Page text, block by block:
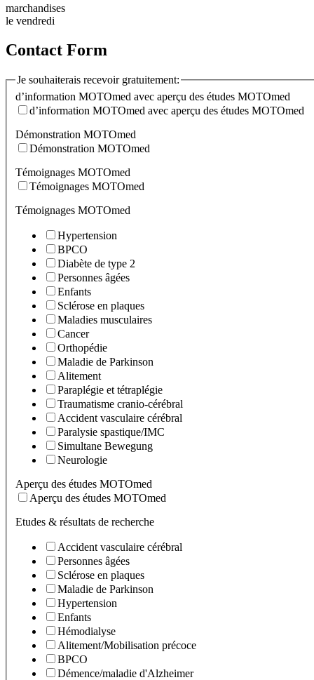
marchandises
le vendredi
Contact Form
Je souhaiterais recevoir gratuitement:
d’information MOTOmed avec aperçu des études MOTOmed
d’information MOTOmed avec aperçu des études MOTOmed
Démonstration MOTOmed
Démonstration MOTOmed
Témoignages MOTOmed
Témoignages MOTOmed
Témoignages MOTOmed
Hypertension
BPCO
Diabète de type 2
Personnes âgées
Enfants
Sclérose en plaques
Maladies musculaires
Cancer
Orthopédie
Maladie de Parkinson
Alitement
Paraplégie et tétraplégie
Traumatisme cranio-cérébral
Accident vasculaire cérébral
Paralysie spastique/IMC
Simultane Bewegung
Neurologie
Aperçu des études MOTOmed
Aperçu des études MOTOmed
Etudes & résultats de recherche
Accident vasculaire cérébral
Personnes âgées
Sclérose en plaques
Maladie de Parkinson
Hypertension
Enfants
Hémodialyse
Alitement/Mobilisation précoce
BPCO
Démence/maladie d'Alzheimer